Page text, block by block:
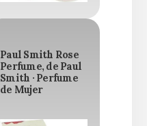
Paul Smith Rose
Perfume, de Paul
Smith · Perfume
de Mujer